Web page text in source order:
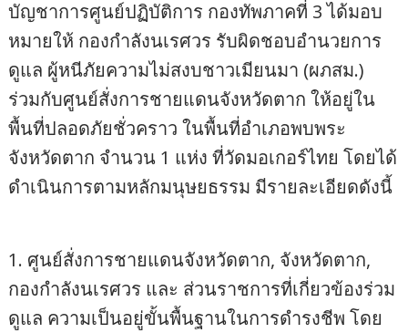
บัญชาการศูนย์ปฏิบัติการ กองทัพภาคที่ 3 ได้มอบ
หมายให้ กองกำลังนเรศวร รับผิดชอบอำนวยการ
ดูแล ผู้หนีภัยความไม่สงบชาวเมียนมา (ผภสม.)
ร่วมกับศูนย์สั่งการชายแดนจังหวัดตาก ให้อยู่ใน
พื้นที่ปลอดภัยชั่วคราว ในพื้นที่อำเภอพบพระ
จังหวัดตาก จำนวน 1 แห่ง ที่วัดมอเกอร์ไทย โดยได้
ดำเนินการตามหลักมนุษยธรรม มีรายละเอียดดังนี้
1. ศูนย์สั่งการชายแดนจังหวัดตาก, จังหวัดตาก,
กองกำลังนเรศวร และ ส่วนราชการที่เกี่ยวข้องร่วม
ดูแล ความเป็นอยู่ขั้นพื้นฐานในการดำรงชีพ โดย